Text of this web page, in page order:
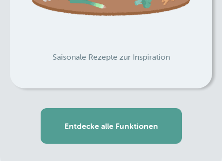
Saisonale Rezepte zur Inspiration
Entdecke alle Funktionen